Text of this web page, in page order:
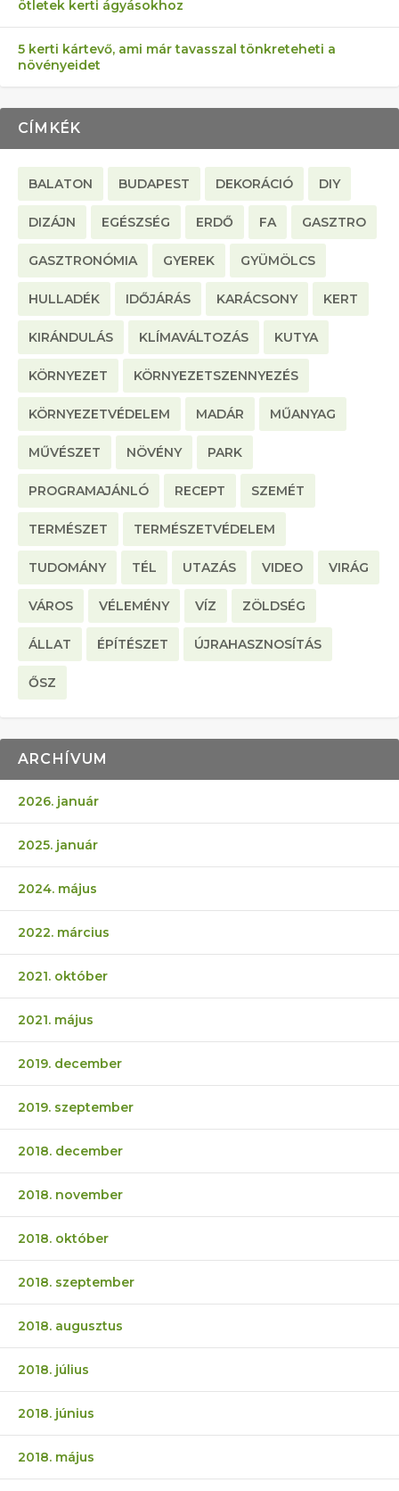
ötletek kerti ágyásokhoz
5 kerti kártevő, ami már tavasszal tönkreteheti a
növényeidet
CÍMKÉK
BALATON BUDAPEST DEKORÁCIÓ DIY
DIZÁJN EGÉSZSÉG ERDŐ FA GASZTRO
GASZTRONÓMIA GYEREK GYÜMÖLCS
HULLADÉK IDŐJÁRÁS KARÁCSONY KERT
KIRÁNDULÁS KLÍMAVÁLTOZÁS KUTYA
KÖRNYEZET KÖRNYEZETSZENNYEZÉS
KÖRNYEZETVÉDELEM MADÁR MŰANYAG
MŰVÉSZET NÖVÉNY PARK
PROGRAMAJÁNLÓ RECEPT SZEMÉT
TERMÉSZET TERMÉSZETVÉDELEM
TUDOMÁNY TÉL UTAZÁS VIDEO VIRÁG
VÁROS VÉLEMÉNY VÍZ ZÖLDSÉG
ÁLLAT ÉPÍTÉSZET ÚJRAHASZNOSÍTÁS
ŐSZ
ARCHÍVUM
2026. január
2025. január
2024. május
2022. március
2021. október
2021. május
2019. december
2019. szeptember
2018. december
2018. november
2018. október
2018. szeptember
2018. augusztus
2018. július
2018. június
2018. május